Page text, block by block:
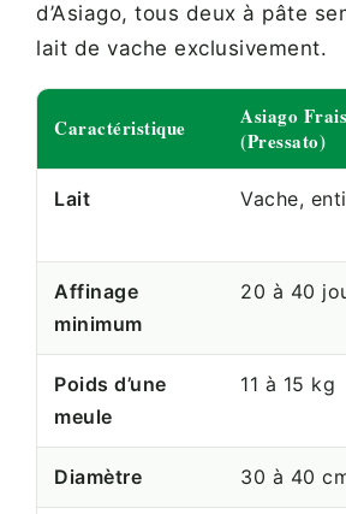
d’Asiago, tous deux à pâte
lait de vache exclusivement.
Caractéristique
Asiago Frais
(Pressato)
Lait Vache,
Affinage
minimum
20 à 40
Poids d’une
meule
11 à 15 kg
Diamètre 30 à 40